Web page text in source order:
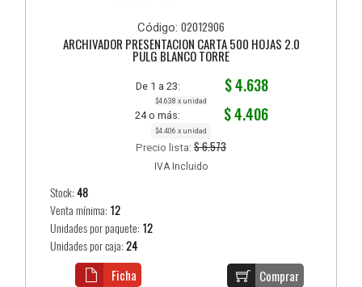
Código: 02012906
ARCHIVADOR PRESENTACION CARTA 500 HOJAS 2.0
PULG BLANCO TORRE
De 1 a 23: $ 4.638
$4.638 x unidad
24 o más: $ 4.406
$4.406 x unidad
Precio lista: $ 6.573
IVA Incluido
Stock:48
Venta mínima: 12
Unidades por paquete: 12
Unidades por caja:24
Comprar
Ficha